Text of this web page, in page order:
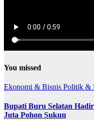
You missed
Ekonomi & Bisnis Politik &
Bupati Buru Selatan
Juta Pohon Sukun